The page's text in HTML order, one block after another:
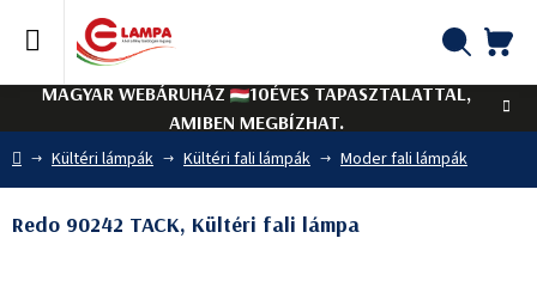
tartalomhoz
MAGYAR WEBÁRUHÁZ
10ÉVES TAPASZTALATTAL,
AMIBEN MEGBÍZHAT.
Kezdőlap
Kültéri lámpák Kültéri fali lámpák Moder fali lámpák
Redo 90242 TACK, Kültéri fali lámpa